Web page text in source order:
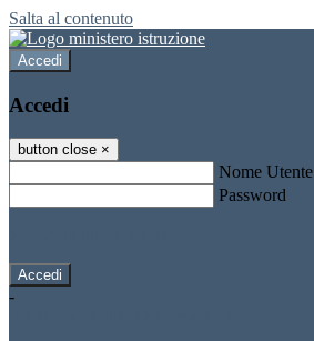
Salta al contenuto
Accedi
Accedi
button close ×
Nome Utente
Password
-